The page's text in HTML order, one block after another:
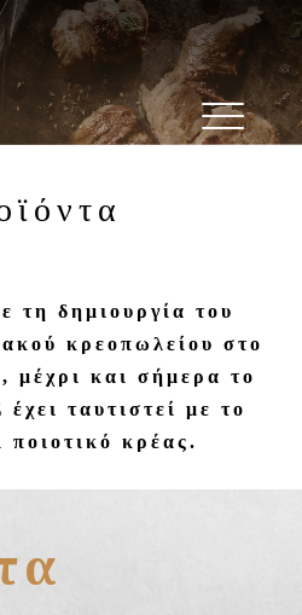
τη δημιουργία του
κρεοπωλείου στο
μέχρι και σήμερα το
ταυτιστεί με το
ποιοτικό κρέας.